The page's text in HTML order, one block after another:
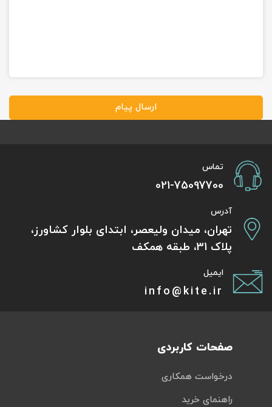
ارسال پیام
تماس
021-75097700
آدرس
تهران، میدان ولیعصر، ابتدای بلوار کشاورز،
پلاک 31، طبقه همکف
ایمیل
info@kite.ir
صفحات کاربردی
درخواست همکاری
راهنمای خرید